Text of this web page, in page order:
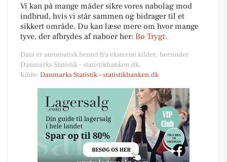
Vi kan på mange måder sikre vores nabolag mod
indbrud, hvis vi står sammen og bidrager til et
sikkert område. Du kan læse mere om hvor mange
tyve, der afbrydes af naboer her: Bo Trygt.
Data er automatisk hentet fra eksterne kilder, herunder
Danmarks Statistik - statistikbanken.dk.
Kilde: Danmarks Statistik - statistikbanken.dk